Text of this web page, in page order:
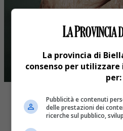
La provincia di
consenso per
per:
Pubblicità e contenuti
delle prestazioni dei
ricerche sul pubblico,